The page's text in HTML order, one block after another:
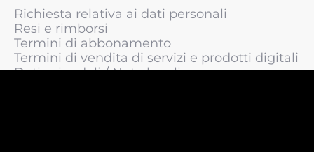
Richiesta relativa ai dati personali
Resi e rimborsi
Termini di abbonamento
Termini di vendita di servizi e prodotti digitali
Dati aziendali / Note legali